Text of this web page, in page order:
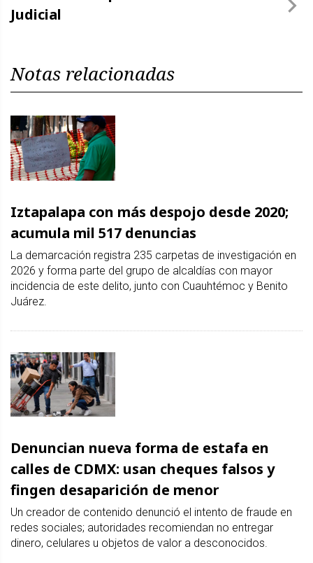
Judicial
Notas relacionadas
Iztapalapa con más despojo desde 2020;
acumula mil 517 denuncias
La demarcación registra 235 carpetas de investigación en
2026 y forma parte del grupo de alcaldías con mayor
incidencia de este delito, junto con Cuauhtémoc y Benito
Juárez.
Denuncian nueva forma de estafa en
calles de CDMX: usan cheques falsos y
fingen desaparición de menor
Un creador de contenido denunció el intento de fraude en
redes sociales; autoridades recomiendan no entregar
dinero, celulares u objetos de valor a desconocidos.